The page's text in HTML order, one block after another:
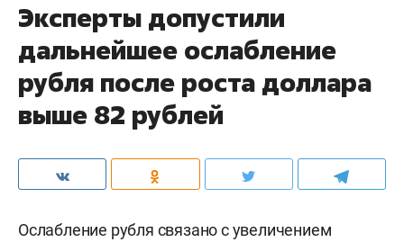
Эксперты допустили
дальнейшее ослабление
рубля после роста доллара
выше 82 рублей
Ослабление рубля связано с увеличением